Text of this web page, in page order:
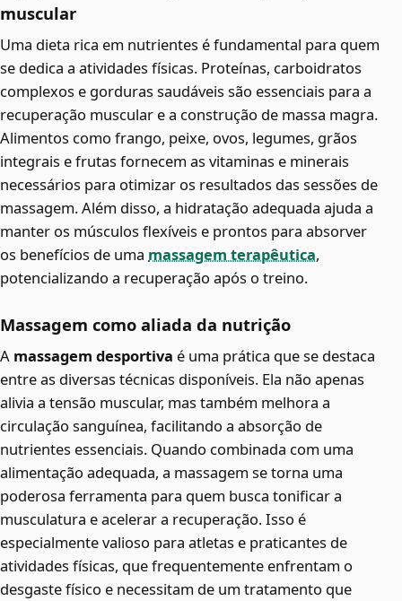
muscular
Uma dieta rica em nutrientes é fundamental para quem
se dedica a atividades físicas. Proteínas, carboidratos
complexos e gorduras saudáveis são essenciais para a
recuperação muscular e a construção de massa magra.
Alimentos como frango, peixe, ovos, legumes, grãos
integrais e frutas fornecem as vitaminas e minerais
necessários para otimizar os resultados das sessões de
massagem. Além disso, a hidratação adequada ajuda a
manter os músculos flexíveis e prontos para absorver
os benefícios de uma massagem terapêutica,
potencializando a recuperação após o treino.
Massagem como aliada da nutrição
A massagem desportiva é uma prática que se destaca
entre as diversas técnicas disponíveis. Ela não apenas
alivia a tensão muscular, mas também melhora a
circulação sanguínea, facilitando a absorção de
nutrientes essenciais. Quando combinada com uma
alimentação adequada, a massagem se torna uma
poderosa ferramenta para quem busca tonificar a
musculatura e acelerar a recuperação. Isso é
especialmente valioso para atletas e praticantes de
atividades físicas, que frequentemente enfrentam o
desgaste físico e necessitam de um tratamento que